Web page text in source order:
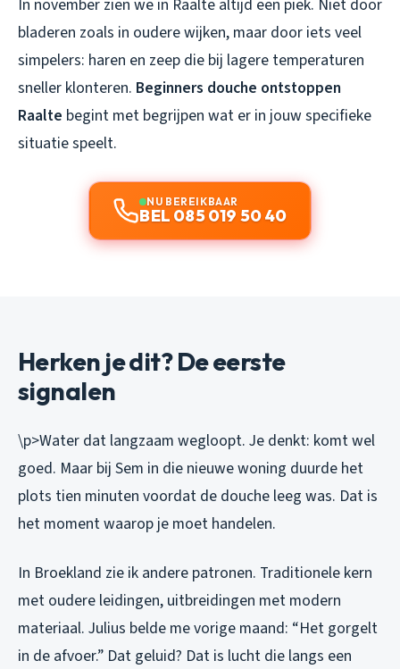
In november zien we in Raalte altijd een piek. Niet door
bladeren zoals in oudere wijken, maar door iets veel
simpelers: haren en zeep die bij lagere temperaturen
sneller klonteren. Beginners douche ontstoppen
Raalte begint met begrijpen wat er in jouw specifieke
situatie speelt.
NU BEREIKBAAR
BEL 085 019 50 40
Herken je dit? De eerste
signalen
\p>Water dat langzaam wegloopt. Je denkt: komt wel
goed. Maar bij Sem in die nieuwe woning duurde het
plots tien minuten voordat de douche leeg was. Dat is
het moment waarop je moet handelen.
In Broekland zie ik andere patronen. Traditionele kern
met oudere leidingen, uitbreidingen met modern
materiaal. Julius belde me vorige maand: “Het gorgelt
in de afvoer.” Dat geluid? Dat is lucht die langs een